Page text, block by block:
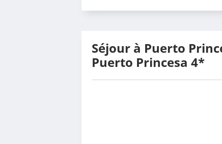
Séjour à Puerto
Puerto Princesa 4*